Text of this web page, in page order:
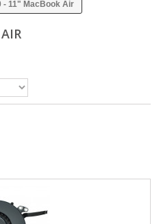
- 11" MacBook Air